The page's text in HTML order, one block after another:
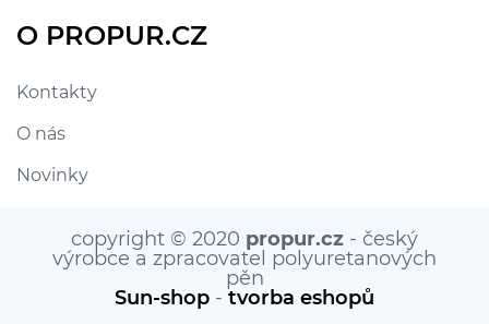
O PROPUR.CZ
Kontakty
O nás
Novinky
copyright © 2020 propur.cz - český
výrobce a zpracovatel polyuretanových
pěn
Sun-shop - tvorba eshopů